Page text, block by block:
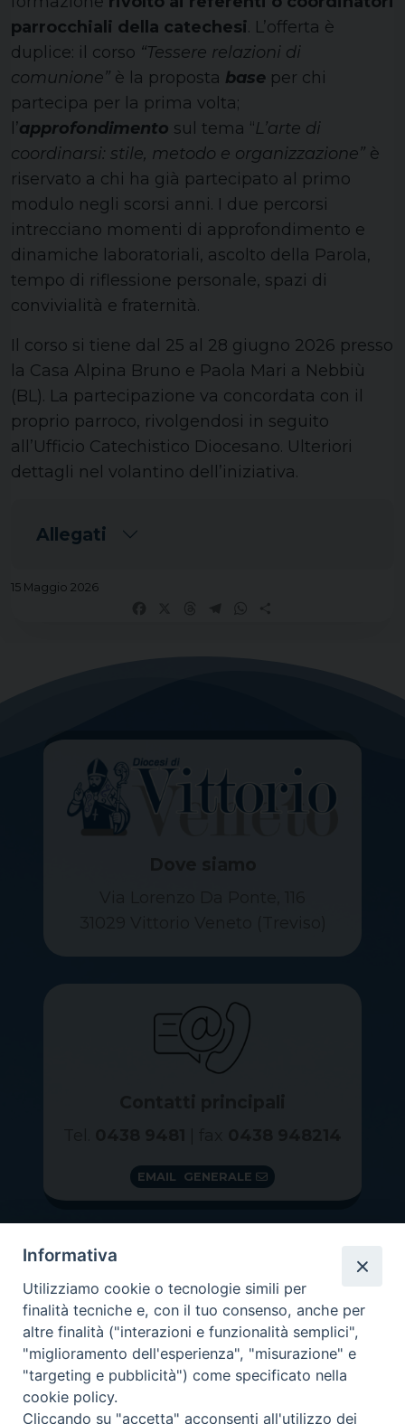
parrocchiali della catechesi. L’offerta è
duplice: il corso “Tessere relazioni di
comunione” è la proposta base per chi
partecipa per la prima volta;
l’approfondimento sul tema “L’arte di
coordinarsi: stile, metodo e organizzazione” è
riservato a chi ha già partecipato al primo
modulo negli scorsi anni. I due percorsi
intrecciano momenti di approfondimento e
dinamiche laboratoriali, ascolto della Parola,
tempo di riflessione personale, spazi di
convivialità e fraternità.
Il corso si tiene dal 25 al 28 giugno 2026 presso
la Casa Alpina Bruno e Paola Mari a Nebbiù
(BL). La partecipazione va concordata con il
proprio parroco, rivolgendosi in seguito
all’Ufficio Catechistico Diocesano. Ulteriori
dettagli nel volantino dell’iniziativa.
Allegati
15 Maggio 2026
EMAIL GENERALE
GRAZIE PER IL TUO AIUTO
Insieme per la Diocesi
Informativa
Utilizziamo cookie o tecnologie simili per
finalità tecniche e, con il tuo consenso, anche per
altre finalità ("interazioni e funzionalità semplici",
"miglioramento dell'esperienza", "misurazione" e
"targeting e pubblicità") come specificato nella
cookie policy.
Cliccando su "accetta" acconsenti all'utilizzo dei